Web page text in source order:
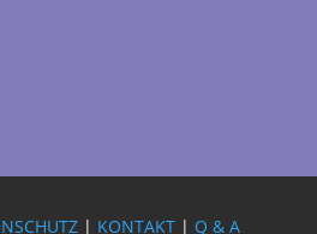
| KONTAKT | Q & A